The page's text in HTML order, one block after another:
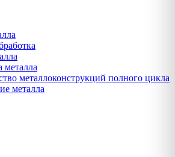
металла
металлоконструкций полного цикла
металла